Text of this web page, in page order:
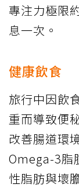
專注力極限
息一次。
健康飲食
旅行中因飲
重而導致便
改善腸道環
Omega-3脂
性脂肪與壞